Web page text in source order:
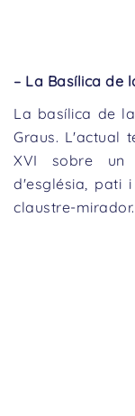
– La Basílica de
La basílica de
Graus. L'actual
XVI sobre un
d'església, pati
claustre-mirador.